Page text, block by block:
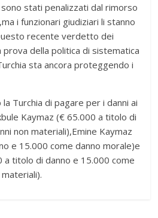
stati penalizzati dal rimorso
i funzionari giudiziari li stanno
recente verdetto dei
prova della politica di sistematica
sta ancora proteggendo i
la Turchia di pagare per i danni ai
Kaymaz (€ 65.000 a titolo di
non materiali),Emine Kaymaz
e 15.000 come danno morale)e
a titolo di danno e 15.000 come